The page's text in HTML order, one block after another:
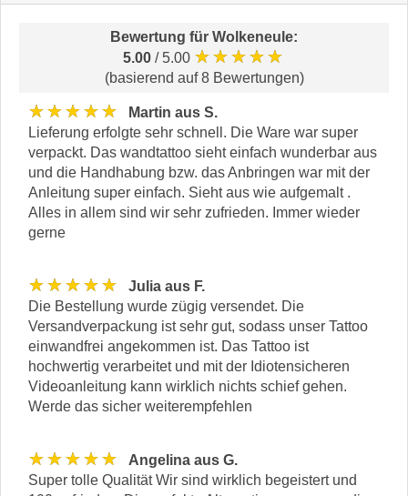
Bewertung für Wolkeneule:
5.00 / 5.00 ★★★★★
(basierend auf 8 Bewertungen)
★★★★★
Martin aus S.
Lieferung erfolgte sehr schnell. Die Ware war super
verpackt. Das wandtattoo sieht einfach wunderbar aus
und die Handhabung bzw. das Anbringen war mit der
Anleitung super einfach. Sieht aus wie aufgemalt .
Alles in allem sind wir sehr zufrieden. Immer wieder
gerne
★★★★★
Julia aus F.
Die Bestellung wurde zügig versendet. Die
Versandverpackung ist sehr gut, sodass unser Tattoo
einwandfrei angekommen ist. Das Tattoo ist
hochwertig verarbeitet und mit der Idiotensicheren
Videoanleitung kann wirklich nichts schief gehen.
Werde das sicher weiterempfehlen
★★★★★
Angelina aus G.
Super tolle Qualität Wir sind wirklich begeistert und